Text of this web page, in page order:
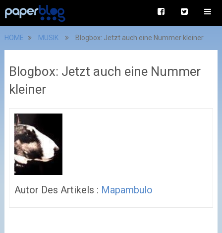
HOME MUSIK Blogbox: Jetzt auch eine Nummer kleiner
Blogbox: Jetzt auch eine Nummer
kleiner
Autor Des Artikels : Mapambulo